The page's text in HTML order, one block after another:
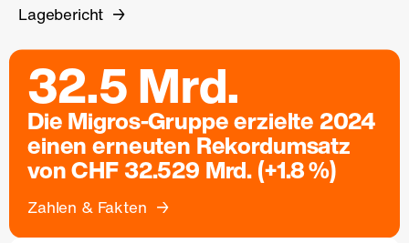
Lagebericht
32.5 Mrd.
Die Migros-Gruppe erzielte 2024
einen erneuten Rekordumsatz
von CHF 32.529 Mrd. (+1.8 %)
Zahlen & Fakten